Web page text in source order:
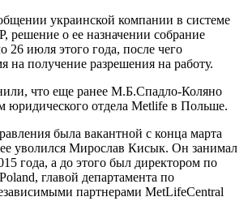
украинской компании в системе
о ее назначении собрание
26 июля этого года, после чего
на получение разрешения на работу.
что еще ранее М.Б.Спадло-Коляно
юридического отдела Metlife в Польше.
была вакантной с конца марта
уволился Мирослав Кисык. Он занимал
года, а до этого был директором по
главой департамента по
партнерами MetLifeCentral